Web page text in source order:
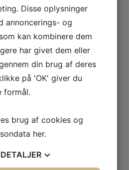
Bibelkræs
får besøg af Jakob Skovgård Jensen
af Jens Henrik Kristiansen som
Disse oplysninger
annoncerings- og
kan kombinere dem
har givet dem eller
din brug af deres
på 'OK' giver du
formål.
brug af cookies og
her.
DETALJER